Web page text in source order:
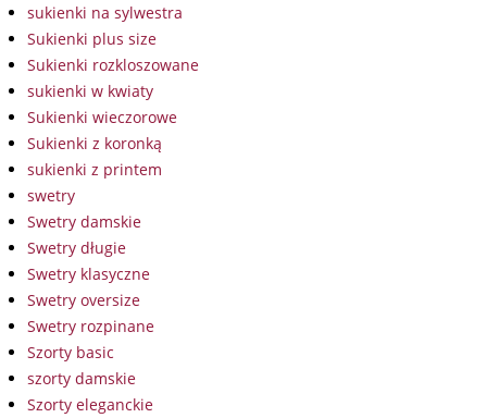
sukienki na sylwestra
Sukienki plus size
Sukienki rozkloszowane
sukienki w kwiaty
Sukienki wieczorowe
Sukienki z koronką
sukienki z printem
swetry
Swetry damskie
Swetry długie
Swetry klasyczne
Swetry oversize
Swetry rozpinane
Szorty basic
szorty damskie
Szorty eleganckie